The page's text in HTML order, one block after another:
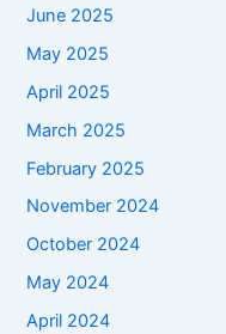
June 2025
May 2025
April 2025
March 2025
February 2025
November 2024
October 2024
May 2024
April 2024